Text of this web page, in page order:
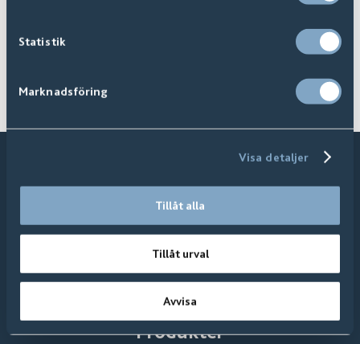
Statistik
Marknadsföring
Visa detaljer
Tillåt alla
Tillåt urval
Avvisa
Produkter